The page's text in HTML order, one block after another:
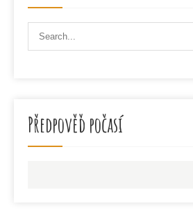
Předpověď počasí